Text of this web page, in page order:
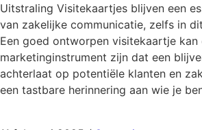
Uitstraling Visitekaartjes blijven een
van zakelijke communicatie, zelfs in
Een goed ontworpen visitekaartje kan
marketinginstrument zijn dat een
achterlaat op potentiële klanten en
een tastbare herinnering aan wie je